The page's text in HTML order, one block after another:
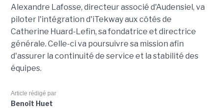
Alexandre Lafosse, directeur associé d'Audensiel, va
piloter l'intégration d'iTekway aux côtés de
Catherine Huard-Lefin, sa fondatrice et directrice
générale. Celle-ci va poursuivre sa mission afin
d'assurer la continuité de service et la stabilité des
équipes.
Article rédigé par
Benoît Huet